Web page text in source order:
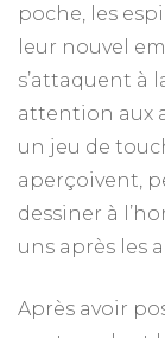
poche, les
leur nouvel
s’attaquent à
attention aux
un jeu de
aperçoivent,
dessiner à
uns après les
Après avoir